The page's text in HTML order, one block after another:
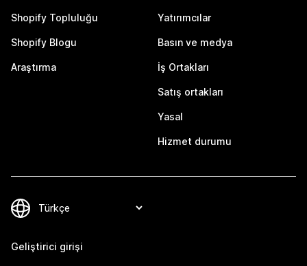
Shopify Topluluğu
Shopify Blogu
Araştırma
Yatırımcılar
Basın ve medya
İş Ortakları
Satış ortakları
Yasal
Hizmet durumu
Geliştirici girişi